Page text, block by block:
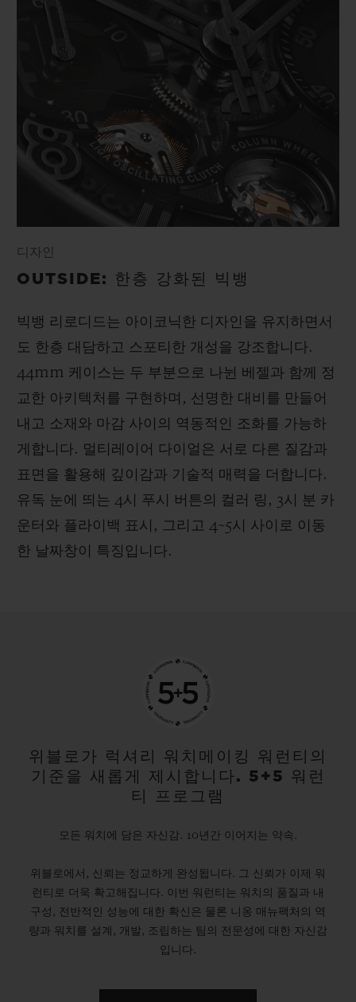
디자인
OUTSIDE: 한층 강화된 빅뱅
빅뱅 리로디드는 아이코닉한 디자인을 유지하면서
도 한층 대담하고 스포티한 개성을 강조합니다.
44mm 케이스는 두 부분으로 나뉜 베젤과 함께 정
교한 아키텍처를 구현하며, 선명한 대비를 만들어
내고 소재와 마감 사이의 역동적인 조화를 가능하
게합니다. 멀티레이어 다이얼은 서로 다른 질감과
표면을 활용해 깊이감과 기술적 매력을 더합니다.
유독 눈에 띄는 4시 푸시 버튼의 컬러 링, 3시 분 카
운터와 플라이백 표시, 그리고 4~5시 사이로 이동
한 날짜창이 특징입니다.
위블로가 럭셔리 워치메이킹 워런티의
기준을 새롭게 제시합니다. 5+5 워런
티 프로그램
모든 워치에 담은 자신감. 10년간 이어지는 약속.
위블로에서, 신뢰는 정교하게 완성됩니다. 그 신뢰가 이제 워
런티로 더욱 확고해집니다. 이번 워런티는 워치의 품질과 내
구성, 전반적인 성능에 대한 확신은 물론 니옹 매뉴팩처의 역
량과 워치를 설계, 개발, 조립하는 팀의 전문성에 대한 자신감
입니다.